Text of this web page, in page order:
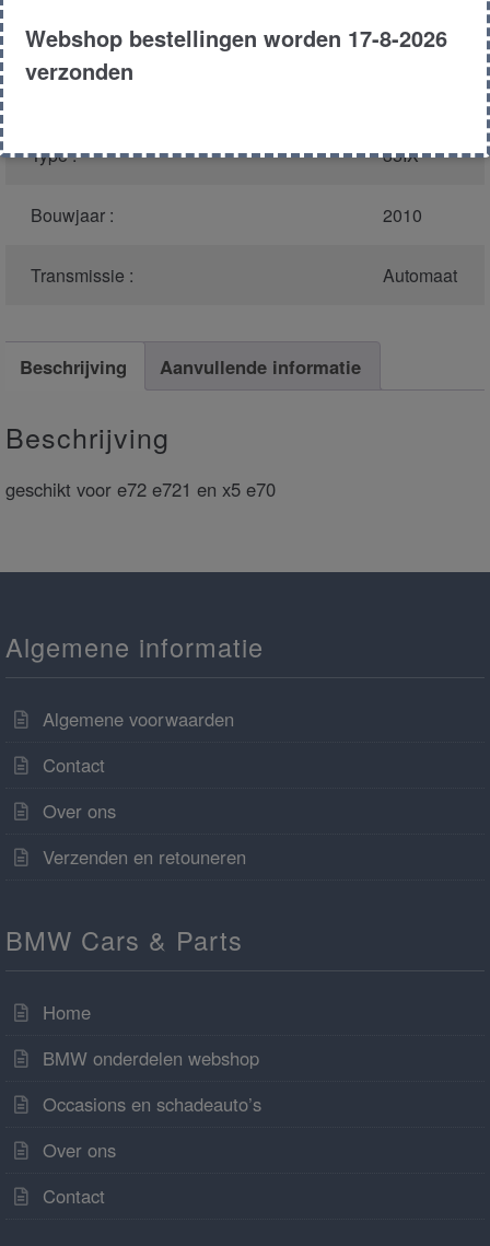
Carroserie : MPV
Type : 35IX
Bouwjaar : 2010
Transmissie : Automaat
Beschrijving Aanvullende informatie
Beschrijving
geschikt voor e72 e721 en x5 e70
Algemene informatie
Algemene voorwaarden
Contact
Over ons
Verzenden en retouneren
BMW Cars & Parts
Home
BMW onderdelen webshop
Occasions en schadeauto’s
Over ons
Contact
Webshop bestellingen worden 17-8-2026
verzonden